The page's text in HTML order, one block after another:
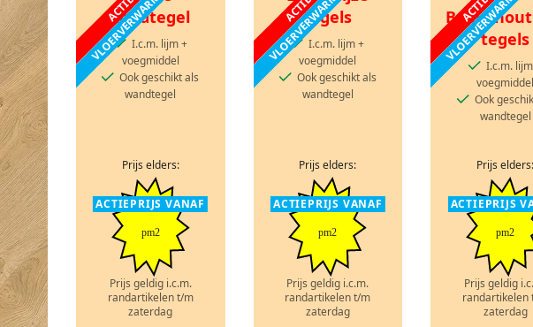
ACTIE!
VLOERVERWARMING
zandtegel
I.c.m. lijm +
voegmiddel
Ook geschikt als
wandtegel
Prijs elders:
ACTIEPRIJS VANAF
pm2
Prijs geldig i.c.m.
randartikelen t/m
zaterdag
ACTIE!
VLOERVERWARMING
tegels
I.c.m. lijm +
voegmiddel
Ook geschikt als
wandtegel
Prijs elders:
ACTIEPRIJS VANAF
pm2
Prijs geldig i.c.m.
randartikelen t/m
zaterdag
ACTIE!
VLOERVERWARMING
Beige
tegels
I.c.m.
voegmiddel
Ook
wandtegel
Prijs elders:
ACTIEPRIJS
pm2
Prijs geldig
randartikelen
zaterdag